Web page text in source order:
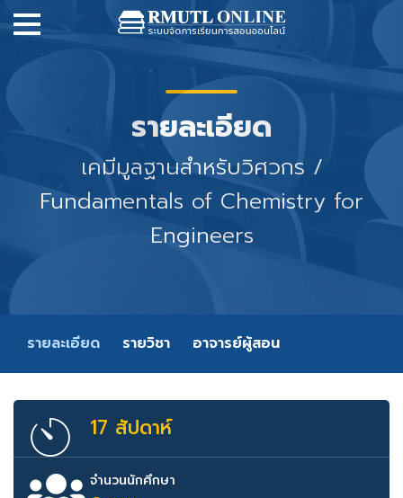
รายละเอียด
เคมีมูลฐานสำหรับวิศวกร /
Fundamentals of Chemistry for
Engineers
รายละเอียด รายวิชา อาจารย์ผู้สอน
17 สัปดาห์
จำนวนนักศึกษา